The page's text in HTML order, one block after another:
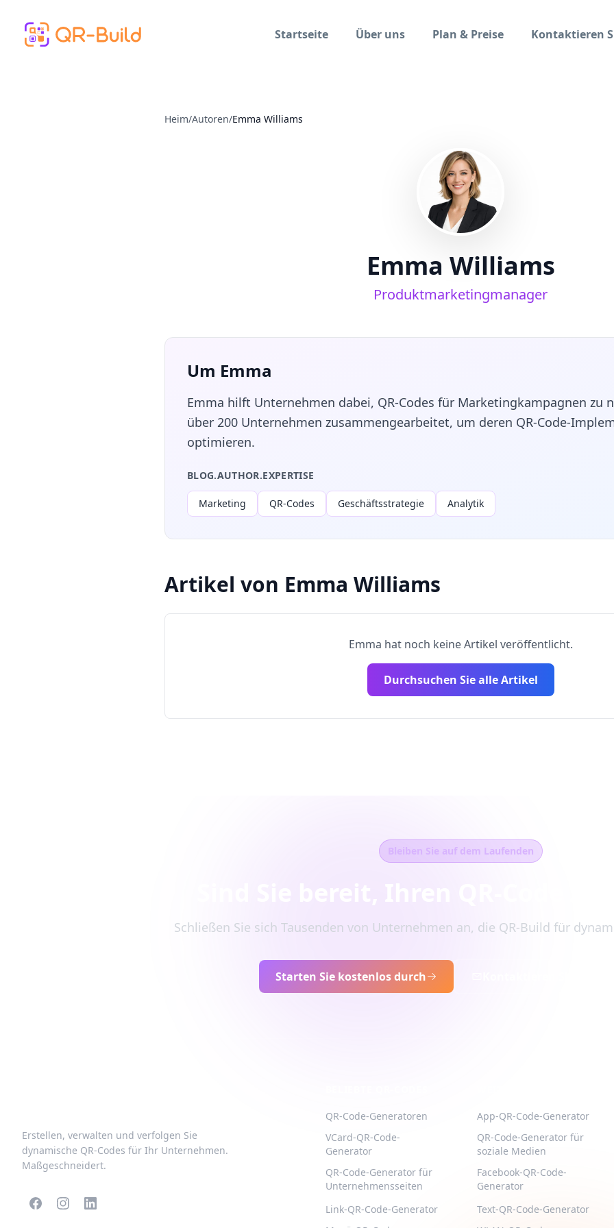
Startseite
Über uns Plan & Preise Kontaktieren
Heim/Autoren/Emma Williams
Emma Williams
Produktmarketingmanager
Um Emma
Emma hilft Unternehmen dabei, QR-Codes für Marketingkampagnen zu
über 200 Unternehmen zusammengearbeitet, um deren QR-Code-
optimieren.
BLOG.AUTHOR.EXPERTISE
Marketing QR-Codes Geschäftsstrategie Analytik
Artikel von Emma Williams
Emma hat noch keine Artikel veröffentlicht.
Durchsuchen Sie alle Artikel
Bleiben Sie auf dem Laufenden
Schließen Sie sich Tausenden von Unternehmen an, die QR-Build für
Starten Sie kostenlos durch
Erstellen, verwalten und verfolgen Sie
dynamische QR-Codes für Ihr Unternehmen.
Maßgeschneidert.
QR-Code-Generatoren
VCard-QR-Code-
Generator
QR-Code-Generator für
Unternehmensseiten
Link-QR-Code-Generator
App-QR-Code-Generator
QR-Code-Generator für
soziale Medien
Facebook-QR-Code-
Generator
Text-QR-Code-Generator